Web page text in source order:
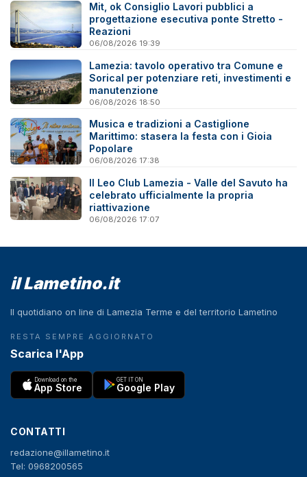
Mit, ok Consiglio Lavori pubblici a
progettazione esecutiva ponte Stretto -
Reazioni
06/08/2026 19:39
Lamezia: tavolo operativo tra Comune e
Sorical per potenziare reti, investimenti e
manutenzione
06/08/2026 18:50
Musica e tradizioni a Castiglione
Marittimo: stasera la festa con i Gioia
Popolare
06/08/2026 17:38
Il Leo Club Lamezia - Valle del Savuto ha
celebrato ufficialmente la propria
riattivazione
06/08/2026 17:07
il Lametino.it
Il quotidiano on line di Lamezia Terme e del territorio Lametino
RESTA SEMPRE AGGIORNATO
Scarica l'App
Download on the
App Store
GET IT ON
Google Play
CONTATTI
redazione@illametino.it
Tel: 0968200565